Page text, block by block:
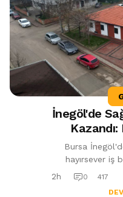
İnegöl'de
Bursa
hayırsever iş
merkezi ve
2h 0
417